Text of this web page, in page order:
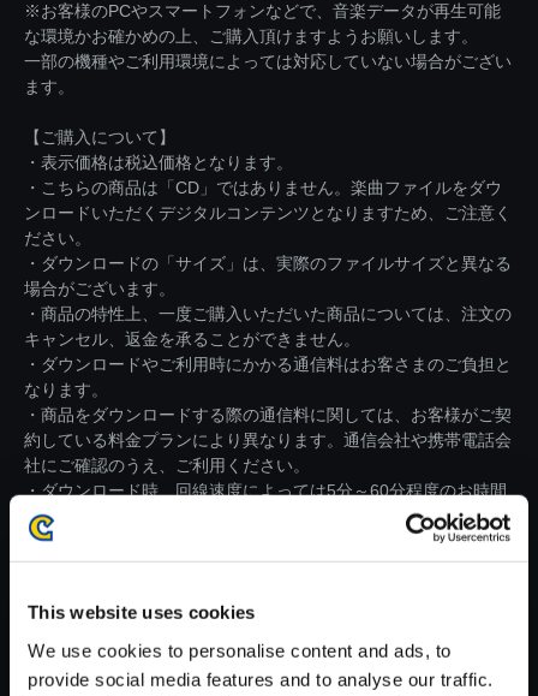
This website uses cookies
We use cookies to personalise content and ads, to
provide social media features and to analyse our traffic.
※お客様のPCやスマートフォンなどで、音楽データが再生可能
な環境かお確かめの上、ご購入頂けますようお願いします。
一部の機種やご利用環境によっては対応していない場合がござい
ます。
【ご購入について】
・表示価格は税込価格となります。
・こちらの商品は「CD」ではありません。楽曲ファイルをダウ
ンロードいただくデジタルコンテンツとなりますため、ご注意く
ださい。
・ダウンロードの「サイズ」は、実際のファイルサイズと異なる
場合がございます。
・商品の特性上、一度ご購入いただいた商品については、注文の
キャンセル、返金を承ることができません。
・ダウンロードやご利用時にかかる通信料はお客さまのご負担と
なります。
・商品をダウンロードする際の通信料に関しては、お客様がご契
約している料金プランにより異なります。通信会社や携帯電話会
社にご確認のうえ、ご利用ください。
・ダウンロード時、回線速度によっては5分～60分程度のお時間
がかかる場合がございます。
※ご購入いただいたファイルのダウンロードの際には、通信環境
が安定しているWifi環境でお試しください。